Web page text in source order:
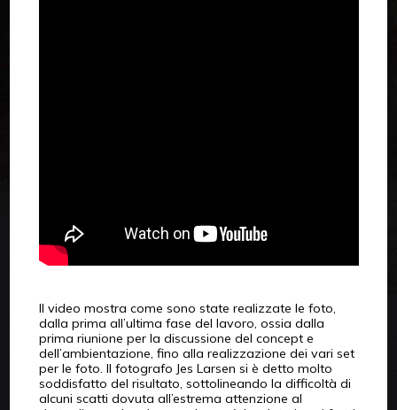
Il video mostra come sono state realizzate le foto,
dalla prima all’ultima fase del lavoro, ossia dalla
prima riunione per la discussione del concept e
dell’ambientazione, fino alla realizzazione dei vari set
per le foto. Il fotografo Jes Larsen si è detto molto
soddisfatto del risultato, sottolineando la difficoltà di
alcuni scatti dovuta all’estrema attenzione al